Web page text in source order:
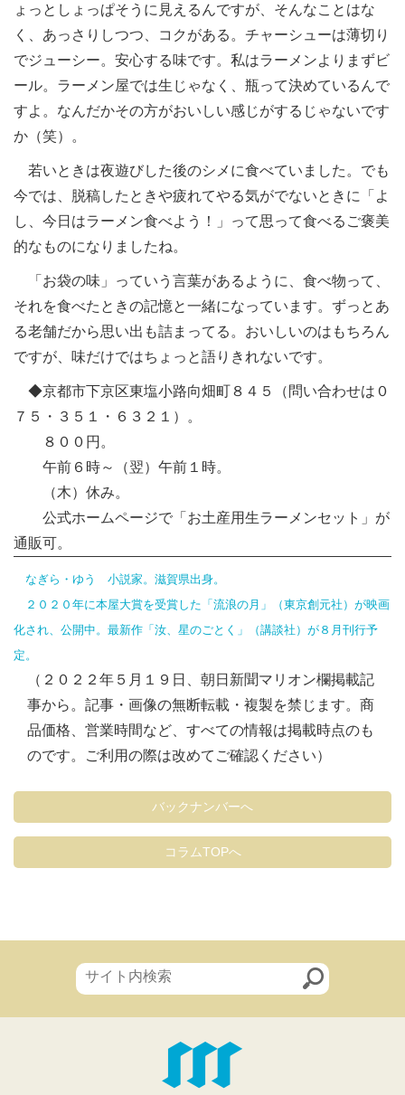
ょっとしょっぱそうに見えるんですが、そんなことはな
く、あっさりしつつ、コクがある。チャーシューは薄切り
でジューシー。安心する味です。私はラーメンよりまずビ
ール。ラーメン屋では生じゃなく、瓶って決めているんで
すよ。なんだかその方がおいしい感じがするじゃないです
か（笑）。
若いときは夜遊びした後のシメに食べていました。でも
今では、脱稿したときや疲れてやる気がでないときに「よ
し、今日はラーメン食べよう！」って思って食べるご褒美
的なものになりましたね。
「お袋の味」っていう言葉があるように、食べ物って、
それを食べたときの記憶と一緒になっています。ずっとあ
る老舗だから思い出も詰まってる。おいしいのはもちろん
ですが、味だけではちょっと語りきれないです。
◆京都市下京区東塩小路向畑町８４５（問い合わせは０
７５・３５１・６３２１）。
８００円。
午前６時～（翌）午前１時。
（木）休み。
公式ホームページで「お土産用生ラーメンセット」が
通販可。
なぎら・ゆう 小説家。滋賀県出身。
２０２０年に本屋大賞を受賞した「流浪の月」（東京創元社）が映画
化され、公開中。最新作「汝、星のごとく」（講談社）が８月刊行予
定。
（２０２２年５月１９日、朝日新聞マリオン欄掲載記
事から。記事・画像の無断転載・複製を禁じます。商
品価格、営業時間など、すべての情報は掲載時点のも
のです。ご利用の際は改めてご確認ください）
バックナンバーへ
コラムTOPへ